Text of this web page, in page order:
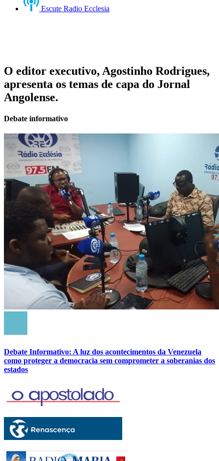
Escute Radio Ecclesia
O editor executivo, Agostinho Rodrigues,
apresenta os temas de capa do Jornal
Angolense.
Debate informativo
Debate Informativo: A luz dos acontecimentos da Venezuela
como proteger a democracia sem comprometer a soberanias dos
estados